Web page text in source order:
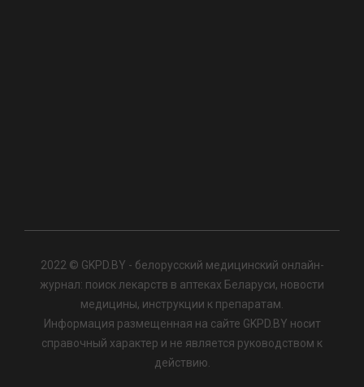
2022 © GKPD.BY - белорусский медицинский онлайн-
журнал: поиск лекарств в аптеках Беларуси, новости
медицины, инструкции к препаратам.
Информация размещенная на сайте GKPD.BY носит
справочный характер и не является руководством к
действию.